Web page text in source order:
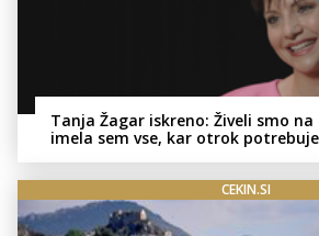
Tanja Žagar iskreno: Živeli smo
imela sem vse, kar otrok potrebuje
CEKIN.SI